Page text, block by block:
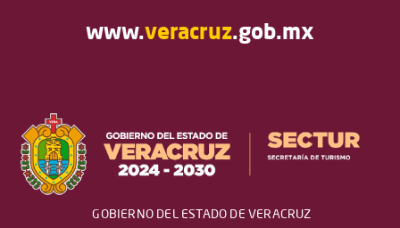
www.veracruz.gob.mx
GOBIERNO DEL ESTADO DE VERACRUZ